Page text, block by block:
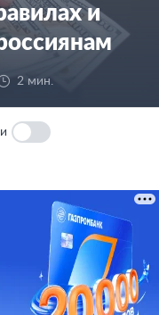
и
2 мин.